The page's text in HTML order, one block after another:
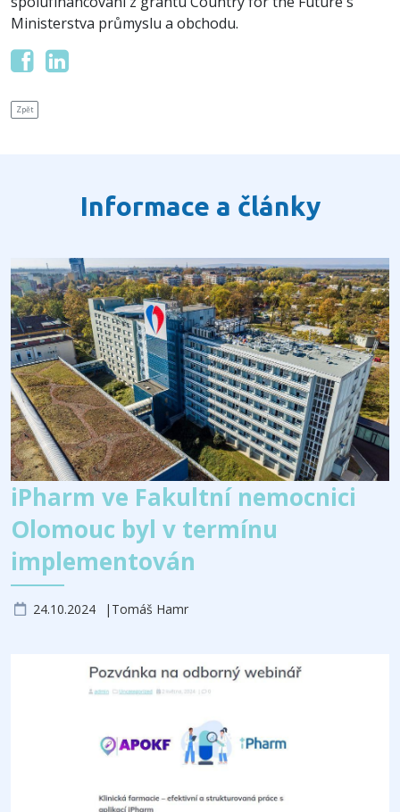
Ministerstva průmyslu a obchodu.
Zpět
Informace a články
iPharm ve Fakultní nemocnici
Olomouc byl v termínu
implementován
24.10.2024 Tomáš Hamr